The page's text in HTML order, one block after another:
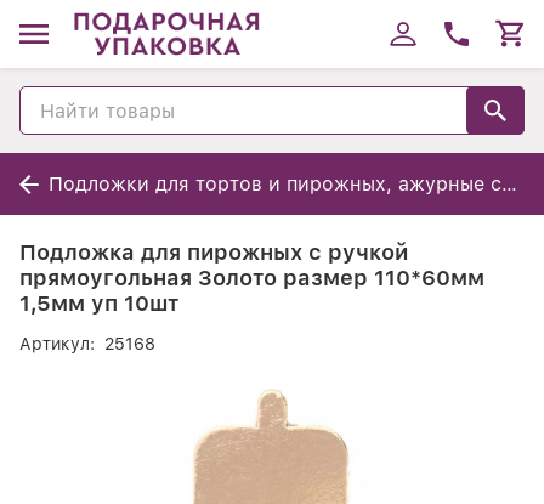
Подложки для тортов и пирожных, ажурные салфетки
Подложка для пирожных с ручкой
прямоугольная Золото размер 110*60мм
1,5мм уп 10шт
Артикул: 25168